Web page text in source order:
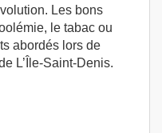
Les bons
le tabac ou
abordés lors de
L’Île-Saint-Denis.